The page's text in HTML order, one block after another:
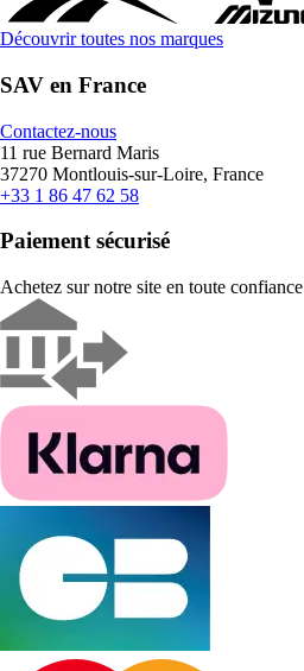
Découvrir toutes nos marques
SAV en France
Contactez-nous
11 rue Bernard Maris
37270 Montlouis-sur-Loire, France
+33 1 86 47 62 58
Paiement sécurisé
Achetez sur notre site en toute confiance